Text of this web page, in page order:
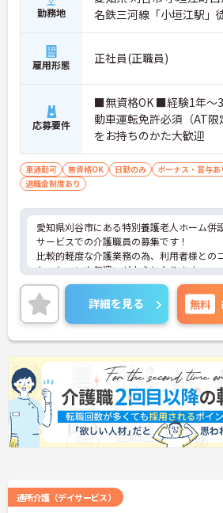
勤務地
名鉄三河線「小垣江駅」
雇用形態 正社員(正職員)
応募要件
■無資格OK ■経験1年～
動車運転免許必須（AT
をお持ちのかた大歓迎
車通勤可 無資格OK 日勤のみ ボーナス・賞与あ
退職金制度あり
愛知県刈谷市にある特別養護老人ホーム併
サービスでの介護職員の募集です！
比較的軽度な介護業務の為、利用者様との
ケーションや気遣いが中心となります。
中途入社の方も安心してスタートできる教
から長く安定して働きたい方におすすめで
ご興味がある方は、ご面接のポイントをお
すので、お気軽にお問い合わせください。
詳細を見る 無料
通所介護（デイサービス）